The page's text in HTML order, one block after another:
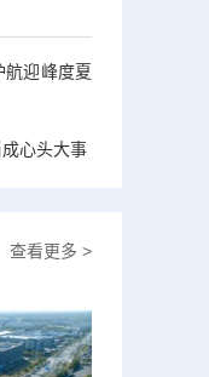
航迎峰度夏
心头大事
查看更多 >